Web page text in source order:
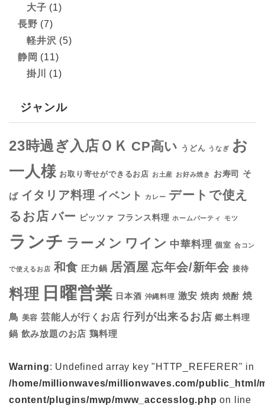
大子 (1)
長野 (7)
軽井沢 (5)
静岡 (11)
掛川
(1)
ジャンル
23時過ぎ入店ＯＫ CP高い うどん うなぎ お
一人様 お取り寄せができるお店 お土産 お好み焼き お寿司 そ
ば イタリア料理 イベント カレー デートで使え
るお店 バー ピッツァ フランス料理 ホームパーティ モツ
ランチ ラーメン ワイン 中華料理 個室 合コン
で使えるお店 和食 圧力鍋 居酒屋 忘年会/新年会 接待
料理 日曜営業 日本酒 沖縄料理 激安 焼肉 焼酎 焼
鳥 美容 芸能人が行くお店 行列が出来るお店 郷土料理
鍋 飲み放題のお店 鶏料理
Warning: Undefined array key "HTTP_REFERER" in
/home/millionwaves/millionwaves.com/public_html/
content/plugins/mwp/mww_accesslog.php on line